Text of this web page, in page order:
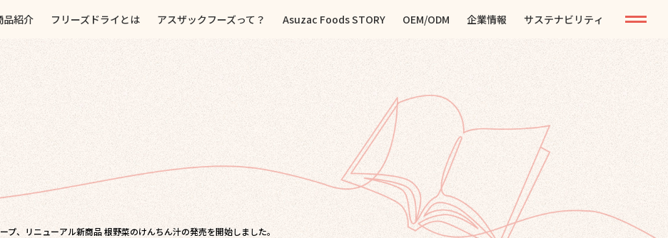
品紹介 フリーズドライとは アスザックフーズって？ Asuzac Foods STORY OEM/ODM 企業情報 サステナビリティ
、リニューアル新商品 根野菜のけんちん汁の発売を開始しました。